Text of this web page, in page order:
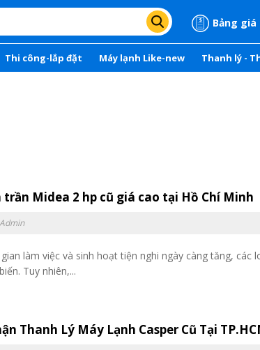
Bảng giá
Thi công-lắp đặt Máy lạnh Like-new Thanh lý -
Midea 2 hp cũ giá cao tại Hồ Chí Minh
Admin
làm việc và sinh hoạt tiện nghi ngày càng tăng, các
Tuy nhiên,...
Thanh Lý Máy Lạnh Casper Cũ Tại